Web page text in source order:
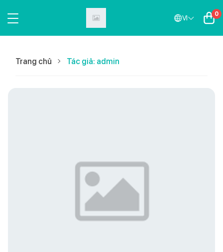
VI 0
Trang chủ Tác giả: admin